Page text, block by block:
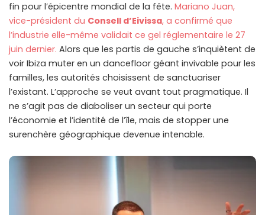
fin pour l’épicentre mondial de la fête. Mariano Juan,
vice-président du Consell d’Eivissa, a confirmé que
l’industrie elle-même validait ce gel réglementaire le 27
juin dernier. Alors que les partis de gauche s’inquiètent de
voir Ibiza muter en un dancefloor géant invivable pour les
familles, les autorités choisissent de sanctuariser
l’existant. L’approche se veut avant tout pragmatique. Il
ne s’agit pas de diaboliser un secteur qui porte
l’économie et l’identité de l’île, mais de stopper une
surenchère géographique devenue intenable.